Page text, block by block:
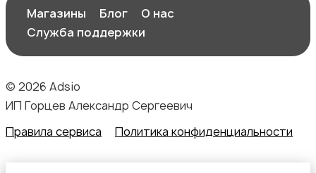
Магазины Блог
О нас
Служба поддержки
© 2026 Adsio
ИП Горцев Александр Сергеевич
Правила сервиса
Политика конфиденциальности